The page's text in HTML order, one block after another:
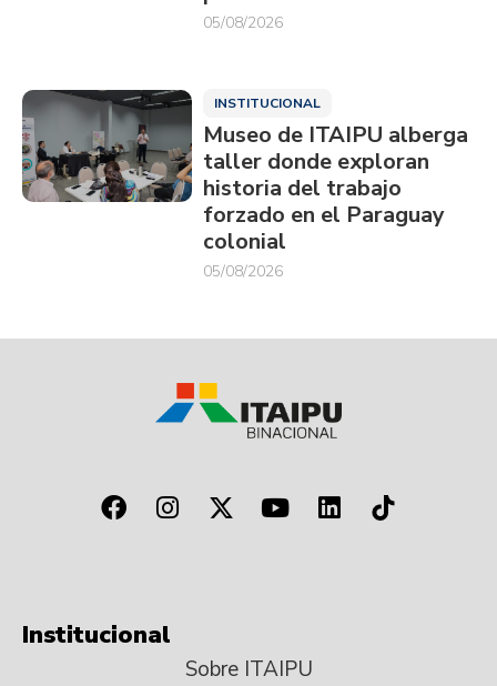
05/08/2026
INSTITUCIONAL
Museo de ITAIPU alberga
taller donde exploran
historia del trabajo
forzado en el Paraguay
colonial
05/08/2026
Institucional
Sobre ITAIPU